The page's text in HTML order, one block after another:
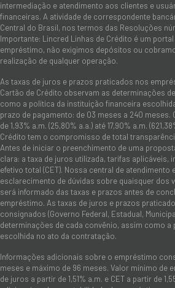
intermediação e atendimento aos clientes e
financeiras. A atividade de correspondente
Central do Brasil, nos termos das Resoluções
Importante: Lincred Linhas de Crédito é um
empréstimo, não exigimos depósitos ou
realização de qualquer operação.
As taxas de juros e prazos praticados nos
Cartão de Crédito observam as determinações
como a política da instituição financeira
prazo de pagamento: de 03 meses a 240 meses.
de 1,93% a.m. (25,80% a.a.) até 17,90% a.m.
Crédito tem o compromisso de total
Antes de iniciar o preenchimento de uma
clara: a taxa de juros utilizada, tarifas aplicáveis,
efetivo total (CET). Nossa central de atendimento
esclarecimento de dúvidas sobre quaisquer dos
será informado das taxas e prazos antes de
empréstimo. As taxas de juros e prazos
consignados (Governo Federal, Estadual,
determinações de cada convênio, assim como a
escolhida no ato da contratação.
Informações adicionais sobre o empréstimo
meses e máximo de 96 meses. Valor mínimo de
de juros a partir de 1,51% a.m. e CET a partir de